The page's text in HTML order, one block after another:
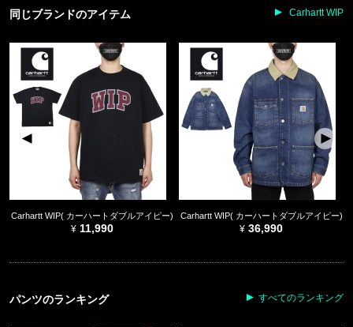
同じブランドのアイテム Carhartt WIP
Carhartt WIP( カーハートダブルアイピー)
11,990
Carhartt WIP( カーハートダブルアイピー)
36,990
パンツのランキング すべてのランキング